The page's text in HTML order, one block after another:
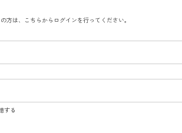
方は、こちらからログインを行ってください。
する